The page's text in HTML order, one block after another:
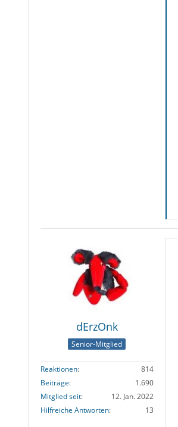
dErzOnk
Senior-Mitglied
Reaktionen
814
Beiträge
1.690
Mitglied seit
12. Jan. 2022
Hilfreiche Antworten
13